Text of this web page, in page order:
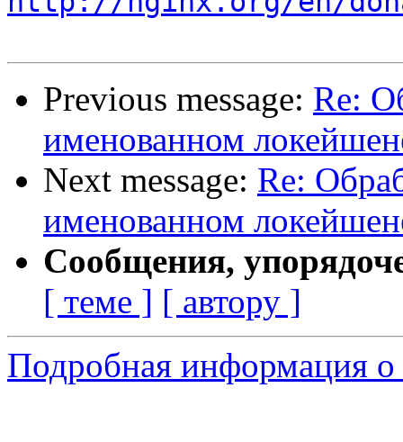
Previous message: Re:
именованном
Next message: Re:
именованном
Сообщения,
[ теме ] [ автору ]
Подробная информация